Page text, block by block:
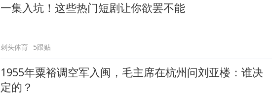
一集入坑！这些热门短剧让你欲罢不能
刺头体育 5跟贴
1955年粟裕调空军入闽，毛主席在杭州问刘亚楼：谁决
定的？